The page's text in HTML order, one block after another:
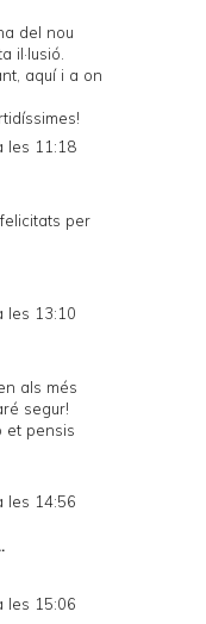
del nou
il·lusió.
aquí i a on
les 11:18
per
les 13:10
als més
segur!
et pensis
les 14:56
les 15:06